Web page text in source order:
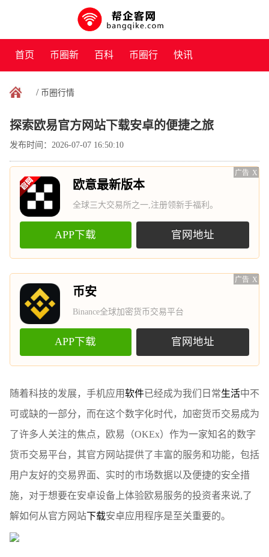
首页 币圈新
闻
百科 币圈行 快讯
/ 币圈行情
探索欧易官方网站下载安卓的便捷之旅
发布时间：2026-07-07 16:50:10
广告 X
欧意最新版本
全球三大交易所之一,注册领新手福利。
APP下载 官网地址
广告 X
币安
Binance全球加密货币交易平台
APP下载 官网地址
随着科技的发展，手机应用软件已经成为我们日常生活中不
可或缺的一部分，而在这个数字化时代，加密货币交易成为
了许多人关注的焦点，欧易（OKEx）作为一家知名的数字
货币交易平台，其官方网站提供了丰富的服务和功能，包括
用户友好的交易界面、实时的市场数据以及便捷的安全措
施，对于想要在安卓设备上体验欧易服务的投资者来说,了
解如何从官方网站下载安卓应用程序是至关重要的。